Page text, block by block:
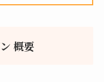
概要